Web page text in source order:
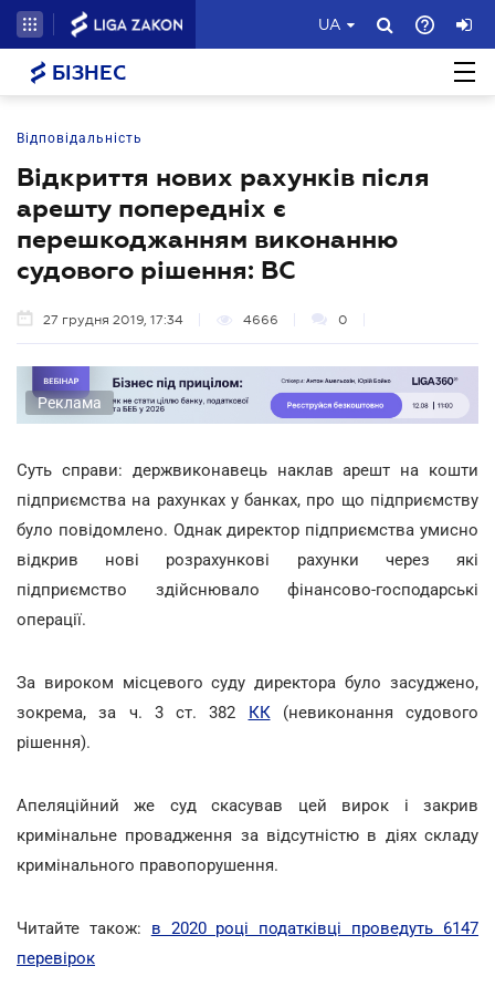
UA
БІЗНЕС
Відповідальність
Відкриття нових рахунків після
арешту попередніх є
перешкоджанням виконанню
судового рішення: ВС
27 грудня 2019, 17:34 4666 0
Реклама
Суть справи: держвиконавець наклав арешт на кошти
підприємства на рахунках у банках, про що підприємству
було повідомлено. Однак директор підприємства умисно
відкрив нові розрахункові рахунки через які
підприємство здійснювало фінансово-господарські
операції.
За вироком місцевого суду директора було засуджено,
зокрема, за ч. 3 ст. 382 КК(невиконання судового
рішення).
Апеляційний же суд скасував цей вирок і закрив
кримінальне провадження за відсутністю в діях складу
кримінального правопорушення.
Читайте також: в 2020 році податківці проведуть 6147
перевірок